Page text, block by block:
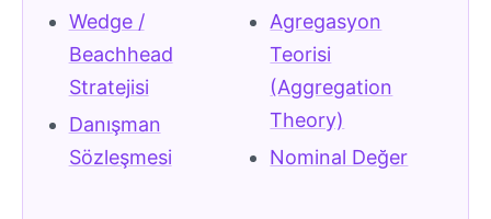
Wedge /
Beachhead
Stratejisi
Danışman
Sözleşmesi
Agregasyon
Teorisi
(Aggregation
Theory)
Nominal Değer